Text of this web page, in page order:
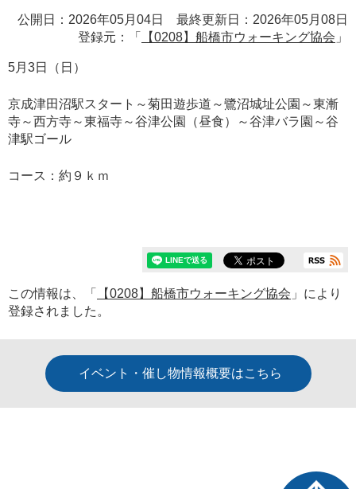
公開日：2026年05月04日 最終更新日：2026年05月08日
登録元：「
【0208】船橋市ウォーキング協会 」
5月3日（日）
京成津田沼駅スタート～菊田遊歩道～鷺沼城址公園～東漸
寺～西方寺～東福寺～谷津公園（昼食）～谷津バラ園～谷
津駅ゴール
コース：約９ｋｍ
この情報は、「 【0208】船橋市ウォーキング協会 」により
登録されました。
イベント・催し物情報概要はこちら